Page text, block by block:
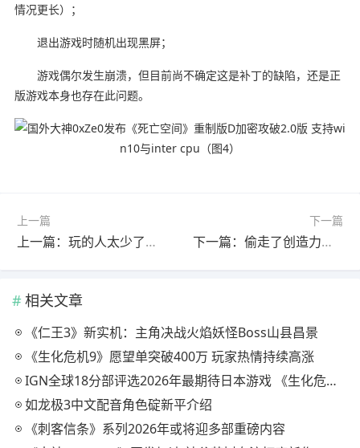
情况更长）；
退出游戏时随机出现黑屏；
游戏偶尔发生崩溃，但目前尚不确定这是补丁的缺陷，还是正
版游戏本身也存在此问题。
上一篇
上一篇：玩的人太少了！ 《暗黑破坏神4》黑暗堡垒副本出bug数周竟无人发现
下一篇
下一篇：偷走了创造力！ 《最终幻想7》爱丽丝英配演员控诉未经允许滥用AI
相关文章
《仁王3》新实机：主角决战火焰妖怪Boss山县昌景
《生化危机9》愿望单突破400万 玩家热情持续高涨
IGN全球18分部评选2026年最期待日本游戏 《生化危机9》登顶
如龙极3中文配音角色碇新平介绍
《刺客信条》系列2026年或将迎多部重磅内容